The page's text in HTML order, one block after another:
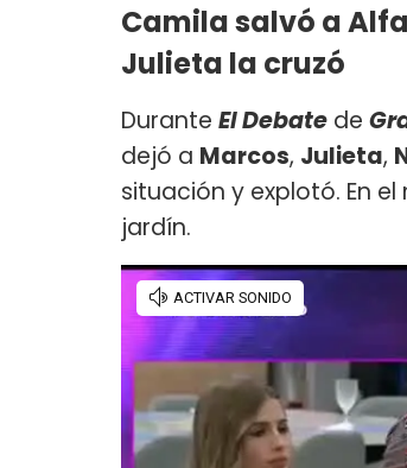
Camila salvó a
Julieta la cruzó
Durante El Debate de
dejó a Marcos, Julieta,
situación y explotó. En
jardín.